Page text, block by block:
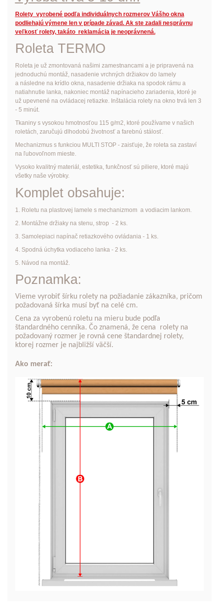
Rolety vyrobené podľa individuálnych rozmerov Vášho okna
podliehajú výmene len v prípade závad. Ak ste zadali nesprávnu
veľkosť rolety, takáto reklamácia je neoprávnená.
Roleta TERMO
Roleta je už zmontovaná našimi zamestnancami a je pripravená na
jednoduchú montáž, nasadenie vrchných držiakov do lamely
a následne na krídlo okna, nasadenie držiaka na spodok rámu a
natiahnutie lanka, nakoniec montáž napínacieho zariadenia, ktoré je
už upevnené na ovládacej retiazke. Inštalácia rolety na okno trvá len 3
- 5 minút.
Tkaniny s vysokou hmotnosťou 115 g/m2, ktoré používame v našich
roletách, zaručujú dlhodobú životnosť a farebnú stálosť.
Mechanizmus s funkciou MULTI STOP - zaisťuje, že roleta sa zastaví
na ľubovoľnom mieste.
Vysoko kvalitný materiál, estetika, funkčnosť sú piliere, ktoré majú
všetky naše výrobky.
Komplet obsahuje:
1. Roletu na plastovej lamele s mechanizmom a vodiacim lankom.
2. Montážne držiaky na stenu, strop - 2 ks.
3. Samolepiaci napínač retiazkového ovládania - 1 ks.
4. Spodná úchytka vodiaceho lanka - 2 ks.
5. Návod na montáž.
Poznamka:
Vieme vyrobiť šírku rolety na požiadanie zákazníka, pričom
požadovaná šírka musí byť na celé cm.
Cena za vyrobenú roletu na mieru bude podľa
štandardného cenníka. Čo znamená, že cena rolety na
požadovaný rozmer je rovná cene štandardnej rolety,
ktorej rozmer je najbližší väčší.
Ako merať: